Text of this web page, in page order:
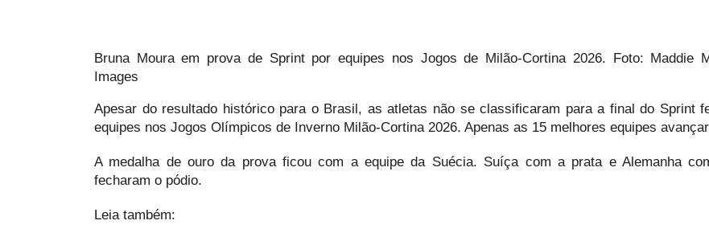
Bruna Moura em prova de Sprint por equipes nos Jogos de Milão-Cortina 2026. Foto: Maddie
Images
Apesar do resultado histórico para o Brasil, as atletas não se classificaram para a final do Sprint
equipes nos Jogos Olímpicos de Inverno Milão-Cortina 2026. Apenas as 15 melhores equipes
A medalha de ouro da prova ficou com a equipe da Suécia. Suíça com a prata e Alemanha
fecharam o pódio.
Leia também: